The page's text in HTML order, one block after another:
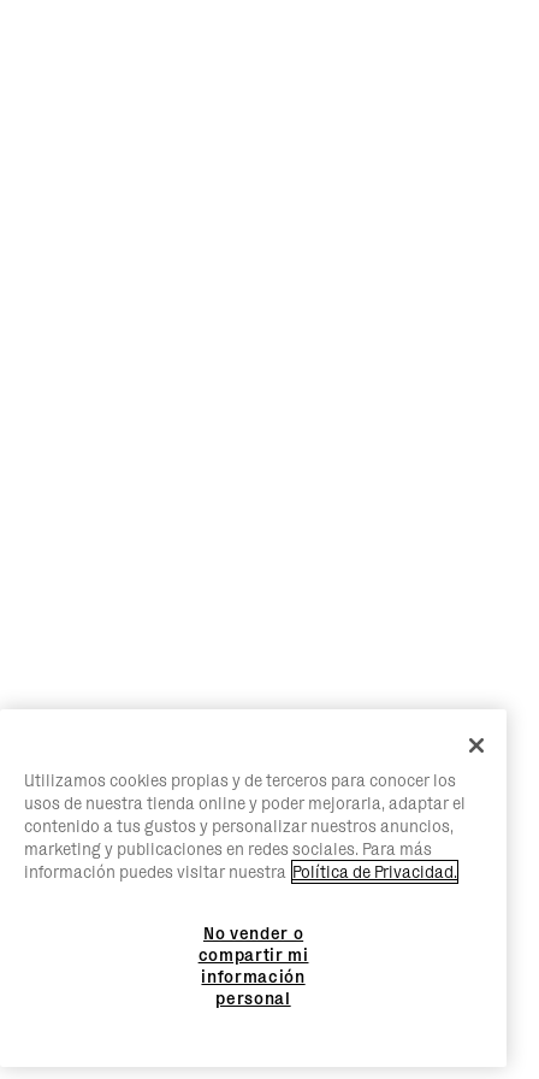
Utilizamos cookies propias y de terceros para conocer los
usos de nuestra tienda online y poder mejorarla, adaptar el
contenido a tus gustos y personalizar nuestros anuncios,
marketing y publicaciones en redes sociales. Para más
información puedes visitar nuestra Política de Privacidad.
No vender o
compartir mi
información
personal